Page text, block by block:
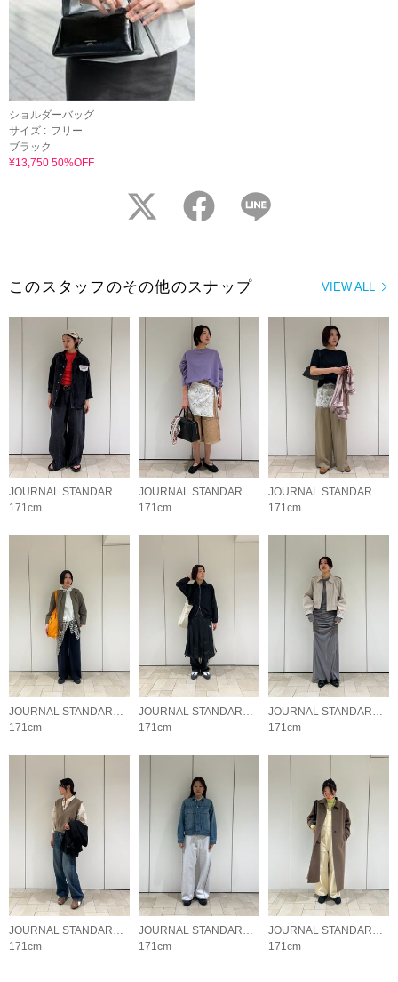
ショルダーバッグ
サイズ : フリー
ブラック
¥13,750 50%OFF
twitter facebook
VIEW ALL
このスタッフのその他のスナップ
JOURNAL STANDARD LADYS
171cm
JOURNAL STANDARD LADYS
171cm
JOURNAL STANDARD LADYS
171cm
171cm
171cm
171cm
171cm
171cm
171cm